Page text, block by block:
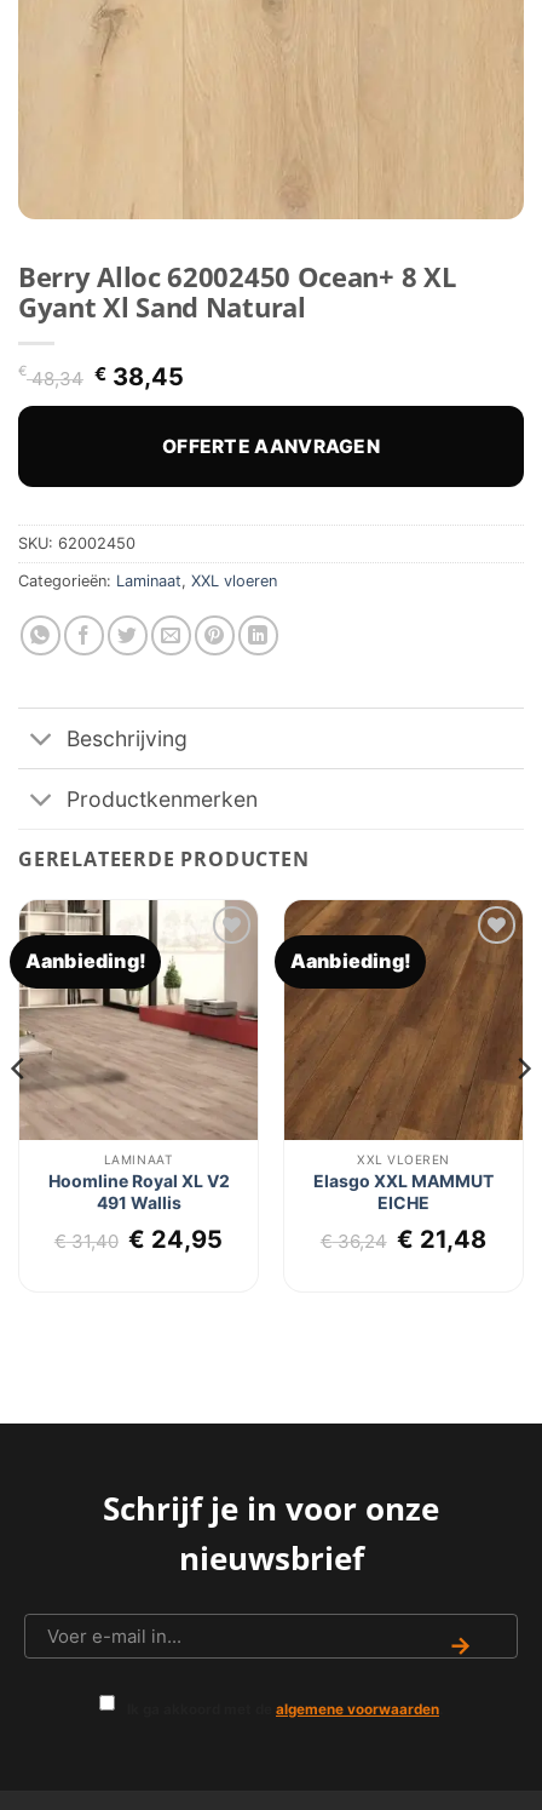
Berry Alloc 62002450 Ocean+ 8 XL
Gyant Xl Sand Natural
€48,34 Oorspronkelijke
prijs
€ 48,34.
€38,45Huidige
prijs
€ 38,45.
OFFERTE AANVRAGEN
SKU: 62002450
Categorieën: Laminaat, XXL vloeren
Beschrijving
Productkenmerken
GERELATEERDE PRODUCTEN
Aanbieding!
Toevoegen
verlanglijst
LAMINAAT
Hoomline Royal XL V2
491 Wallis
€31,40 Oorspronkelijke
€ 24,95
Aanbieding!
Toevoegen
aan
verlanglijst
XXL VLOEREN
Elasgo XXL MAMMUT
EICHE
€36,24
prijs
€ 21,48
Schrijf je in voor onze
nieuwsbrief
→
algemene voorwaarden